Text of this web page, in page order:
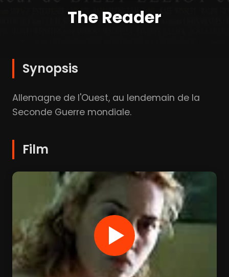
The Reader
Synopsis
Allemagne de l'Ouest, au lendemain de la
Seconde Guerre mondiale.
Film